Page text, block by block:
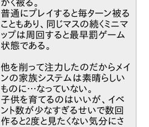
かく被る。
普通にプレイすると毎ターン被る
こともあり、同じマスの続くミニマ
ップは周回すると最早罰ゲーム
状態である。
他を削って注力したのだからメイ
ンの家族システムは素晴らしい
ものに…なっていない。
子供を育てるのはいいが、イベ
ント数が少なすぎるせいで数回
作ると2度と見たくない気分にさ